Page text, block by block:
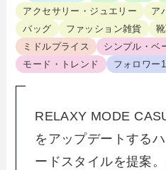
アクセサリー・ジュエリー
ア
バッグ
ファッション雑貨
ミドルプライス
シンプル・ベ
モード・トレンド
フォロワー
RELAXY MODE
をアップデートする
ードスタイルを提案